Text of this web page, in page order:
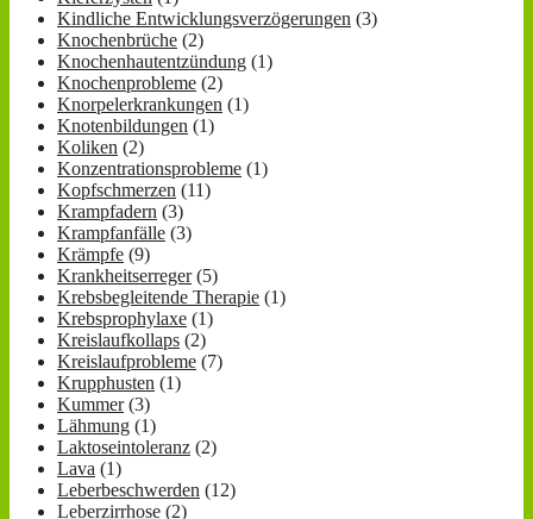
Kindliche Entwicklungsverzögerungen (3)
Knochenbrüche (2)
Knochenhautentzündung (1)
Knochenprobleme (2)
Knorpelerkrankungen (1)
Knotenbildungen (1)
Koliken (2)
Konzentrationsprobleme (1)
Kopfschmerzen (11)
Krampfadern (3)
Krampfanfälle (3)
Krämpfe (9)
Krankheitserreger(5)
Krebsbegleitende Therapie (1)
Krebsprophylaxe (1)
Kreislaufkollaps (2)
Kreislaufprobleme (7)
Krupphusten (1)
Kummer(3)
Lähmung (1)
Laktoseintoleranz (2)
Lava (1)
Leberbeschwerden (12)
Leberzirrhose (2)